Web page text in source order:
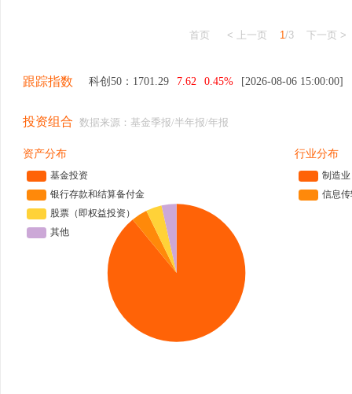
首页 < 上一页 1/3 下一页 >
跟踪指数 科创50： 1701.29 7.62 0.45% [2026-08-06 15:00:00]
投资组合 数据来源：基金季报/半年报/年报
资产分布 行业分布